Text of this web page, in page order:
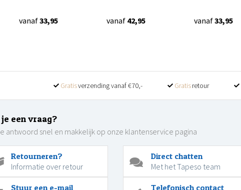
vanaf33,95 vanaf 42,95 vanaf33,95
Gratisverzending vanaf €70,- Gratisretour
je een vraag?
antwoord snel en makkelijk op onze klantenservice pagina
Retourneren?
Informatie over retour
Direct chatten
Met het Tapeso team
Stuur een e-mail Telefonisch contact